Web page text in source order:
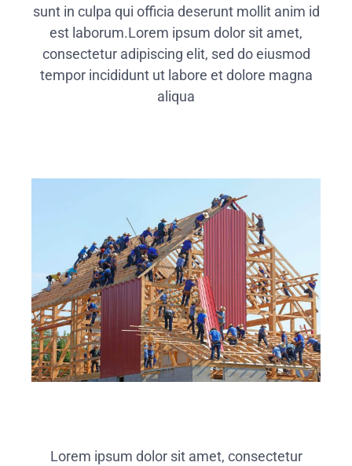
sunt in culpa qui officia deserunt mollit anim id
est laborum.Lorem ipsum dolor sit amet,
consectetur adipiscing elit, sed do eiusmod
tempor incididunt ut labore et dolore magna
aliqua
Lorem ipsum dolor sit amet, consectetur